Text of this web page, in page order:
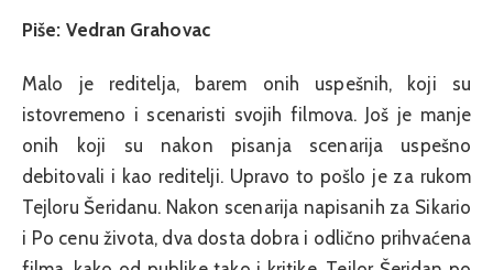
Piše: Vedran Grahovac
Malo je reditelja, barem onih uspešnih, koji su
istovremeno i scenaristi svojih filmova. Još je manje
onih koji su nakon pisanja scenarija uspešno
debitovali i kao reditelji. Upravo to pošlo je za rukom
Tejloru Šeridanu. Nakon scenarija napisanih za Sikario
i Po cenu života, dva dosta dobra i odlično prihvaćena